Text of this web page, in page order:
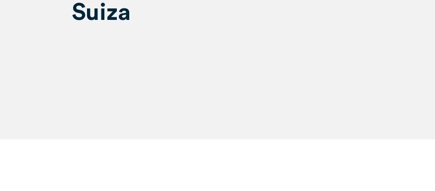
Suiza